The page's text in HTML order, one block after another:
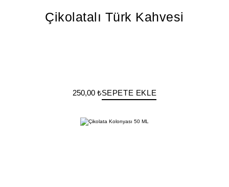
Çikolatalı Türk Kahvesi
250,00 ₺SEPETE EKLE